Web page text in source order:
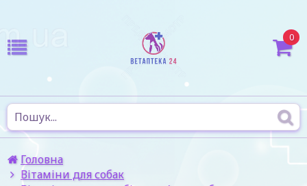
0
Головна
Вітаміни для собак